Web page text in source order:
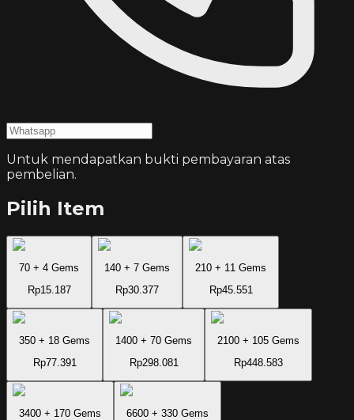
Untuk mendapatkan bukti pembayaran atas
pembelian.
Pilih Item
70 + 4 Gems
Rp15.187
140 + 7 Gems
Rp30.377
210 + 11 Gems
Rp45.551
350 + 18 Gems
Rp77.391
1400 + 70 Gems
Rp298.081
2100 + 105 Gems
Rp448.583
3400 + 170 Gems
6600 + 330 Gems